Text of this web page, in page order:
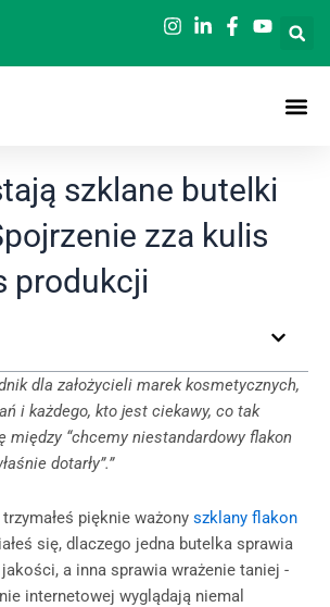
szklane butelki
zza kulis
produkcji
dla założycieli marek kosmetycznych,
i każdego, kto jest ciekawy, co tak
między “chcemy niestandardowy flakon
dotarły”.”
pięknie ważony szklany flakon
się, dlaczego jedna butelka sprawia
a inna sprawia wrażenie taniej -
internetowej wyglądają niemal